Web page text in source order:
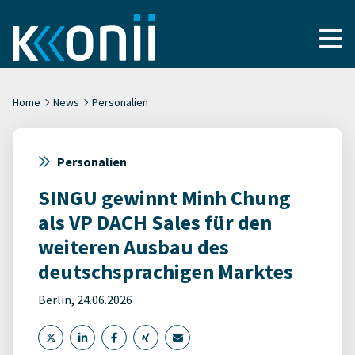
Home News Personalien
Personalien
SINGU gewinnt Minh Chung
als VP DACH Sales für den
weiteren Ausbau des
deutschsprachigen Marktes
Berlin, 24.06.2026